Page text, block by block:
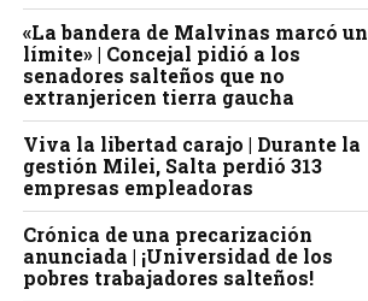
«La bandera de Malvinas marcó un
límite» | Concejal pidió a los
senadores salteños que no
extranjericen tierra gaucha
Viva la libertad carajo | Durante la
gestión Milei, Salta perdió 313
empresas empleadoras
Crónica de una precarización
anunciada | ¡Universidad de los
pobres trabajadores salteños!